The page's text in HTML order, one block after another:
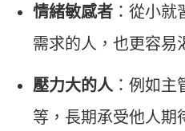
情緒敏感者 ：從小
需求的人，也更容易
壓力大的人 ：例如
等，長期承受他人期